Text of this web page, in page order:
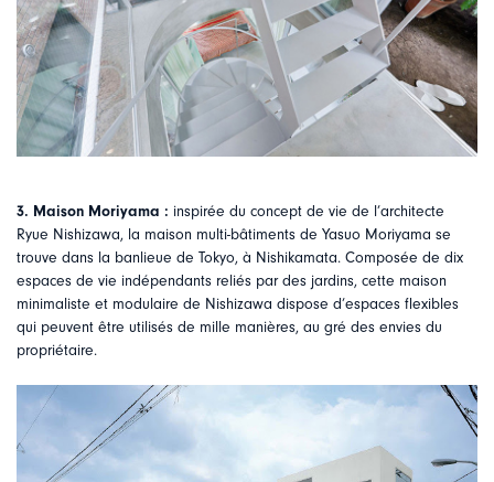
3. Maison Moriyama : inspirée du concept de vie de l’architecte
Ryue Nishizawa, la maison multi-bâtiments de Yasuo Moriyama se
trouve dans la banlieue de Tokyo, à Nishikamata. Composée de dix
espaces de vie indépendants reliés par des jardins, cette maison
minimaliste et modulaire de Nishizawa dispose d’espaces flexibles
qui peuvent être utilisés de mille manières, au gré des envies du
propriétaire.